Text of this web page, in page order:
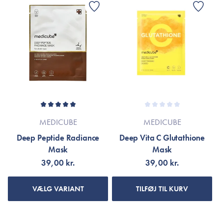
MEDICUBE
Deep Peptide Radiance
Mask
39,00 kr.
VÆLG VARIANT
MEDICUBE
Deep Vita C Glutathione
Mask
39,00 kr.
TILFØJ TIL KURV